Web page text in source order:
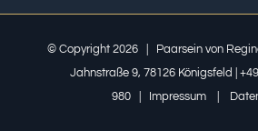
© Copyright 2026 | Paarsein von
Jahnstraße 9, 78126 Königsfeld |
980 | Impressum